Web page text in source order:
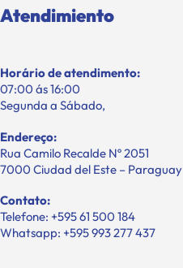
Atendimiento
Horário de atendimento:
07:00 ás 16:00
Segunda a Sábado,
Endereço:
Rua Camilo Recalde Nº 2051
7000 Ciudad del Este – Paraguay
Contato:
Telefone: +595 61 500 184
Whatsapp: +595 993 277 437